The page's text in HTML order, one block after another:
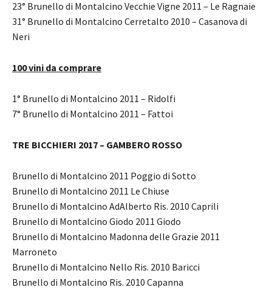
23° Brunello di Montalcino Vecchie Vigne 2011 – Le Ragnaie
31° Brunello di Montalcino Cerretalto 2010 – Casanova di
Neri
100 vini da comprare
1° Brunello di Montalcino 2011 – Ridolfi
7° Brunello di Montalcino 2011 – Fattoi
TRE BICCHIERI 2017 – GAMBERO ROSSO
Brunello di Montalcino 2011 Poggio di Sotto
Brunello di Montalcino 2011 Le Chiuse
Brunello di Montalcino AdAlberto Ris. 2010 Caprili
Brunello di Montalcino Giodo 2011 Giodo
Brunello di Montalcino Madonna delle Grazie 2011
Marroneto
Brunello di Montalcino Nello Ris. 2010 Baricci
Brunello di Montalcino Ris. 2010 Capanna